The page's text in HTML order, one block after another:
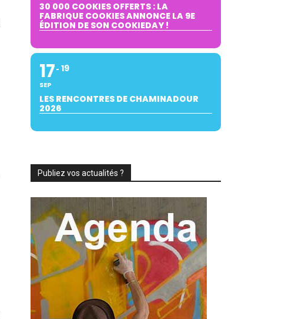
30 000 COOKIES OFFERTS : LA
FABRIQUE COOKIES ANNONCE LA 9E
ÉDITION DE SON COOKIEDAY !
17
SEP
19
LES RENCONTRES DE CHAMINADOUR
2026
Publiez vos actualités ?